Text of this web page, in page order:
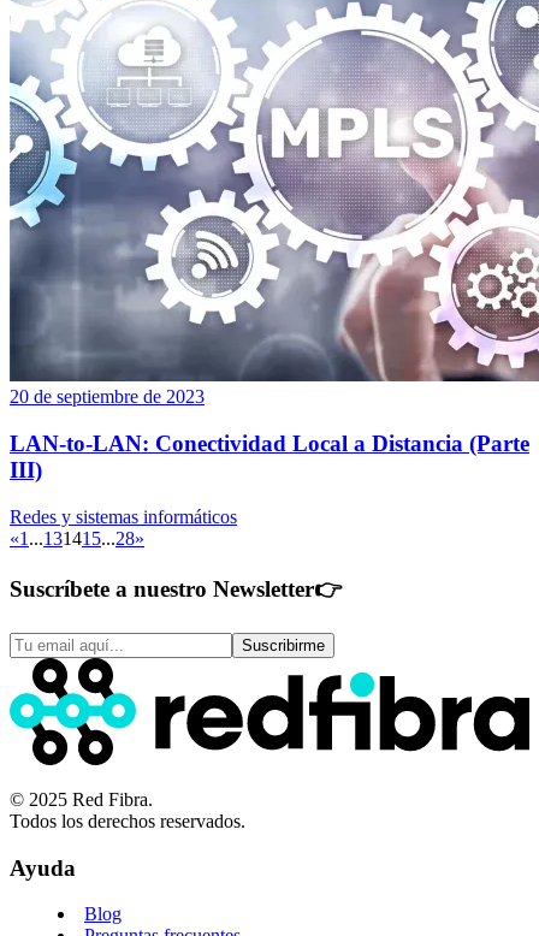
20 de septiembre de 2023
LAN-to-LAN: Conectividad Local a Distancia (Parte
III)
Redes y sistemas informáticos
«1 ...131415...28»
Suscríbete a nuestro Newsletter👉
Suscribirme
© 2025 Red Fibra.
Todos los derechos reservados.
Ayuda
Blog